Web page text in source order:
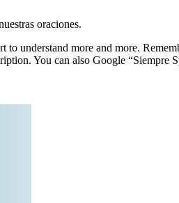
oraciones.
understand more and more.
You can also Google “Siempre